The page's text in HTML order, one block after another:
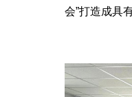
会”打造成具